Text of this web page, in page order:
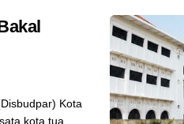
Kota
kota tua.